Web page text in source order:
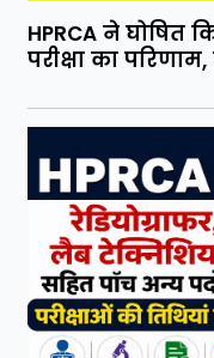
HPRCA ने घोषित
परीक्षा का